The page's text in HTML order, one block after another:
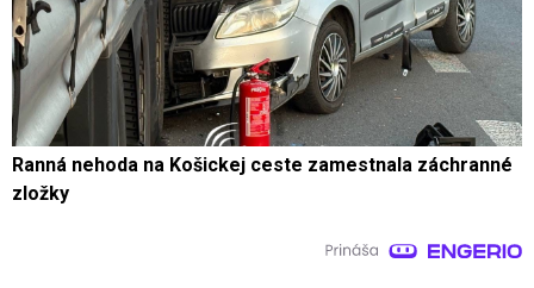
Ranná nehoda na Košickej ceste zamestnala záchranné
zložky